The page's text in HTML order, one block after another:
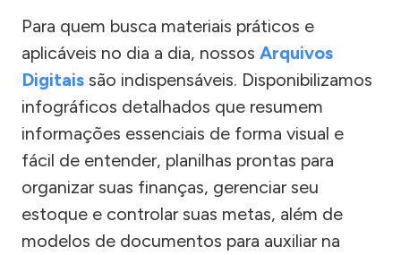
Para quem busca materiais práticos e
aplicáveis no dia a dia, nossos Arquivos
Digitais são indispensáveis. Disponibilizamos
infográficos detalhados que resumem
informações essenciais de forma visual e
fácil de entender, planilhas prontas para
organizar suas finanças, gerenciar seu
estoque e controlar suas metas, além de
modelos de documentos para auxiliar na